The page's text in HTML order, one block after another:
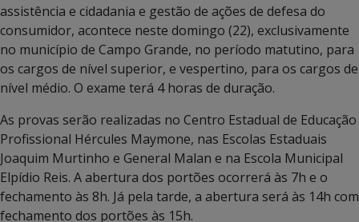
assistência e cidadania e gestão de ações de defesa do
consumidor, acontece neste domingo (22), exclusivamente
no município de Campo Grande, no período matutino, para
os cargos de nível superior, e vespertino, para os cargos de
nível médio. O exame terá 4 horas de duração.
As provas serão realizadas no Centro Estadual de Educação
Profissional Hércules Maymone, nas Escolas Estaduais
Joaquim Murtinho e General Malan e na Escola Municipal
Elpídio Reis. A abertura dos portões ocorrerá às 7h e o
fechamento às 8h. Já pela tarde, a abertura será às 14h com
fechamento dos portões às 15h.